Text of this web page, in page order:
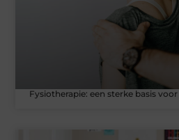
Fysiotherapie: een sterke basis